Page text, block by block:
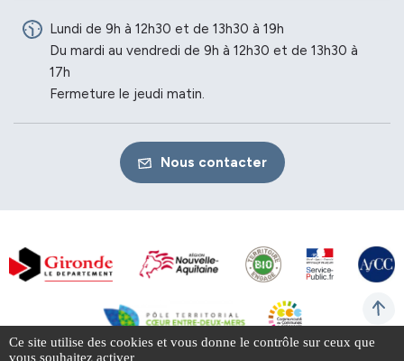
Lundi de 9h à 12h30 et de 13h30 à 19h
Du mardi au vendredi de 9h à 12h30 et de 13h30 à
17h
Fermeture le jeudi matin.
Nous contacter
Ce site utilise des cookies et vous donne le contrôle sur ceux que
vous souhaitez activer